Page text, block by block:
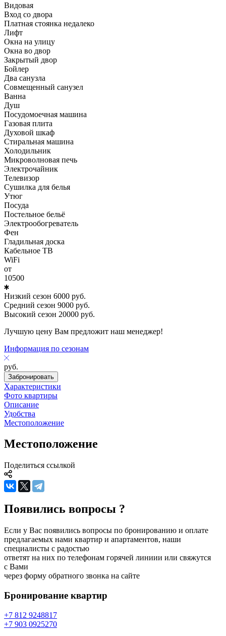
Видовая
Вход со двора
Платная стоянка недалеко
Лифт
Окна на улицу
Окна во двор
Закрытый двор
Бойлер
Два санузла
Совмещенный санузел
Ванна
Душ
Посудомоечная машина
Газовая плита
Духовой шкаф
Стиральная машина
Холодильник
Микроволновая печь
Электрочайник
Телевизор
Сушилка для белья
Утюг
Посуда
Постельное бельё
Электрообогреватель
Фен
Гладильная доска
Кабельное ТВ
WiFi
от
10500
Низкий сезон 6000 руб.
Средний сезон 9000 руб.
Высокий сезон 20000 руб.
Лучшую цену Вам предложит наш менеджер!
Информация по сезонам
руб.
Забронировать
Характеристики
Фото квартиры
Описание
Удобства
Местоположение
Местоположение
Поделиться ссылкой
Появились вопросы ?
Если у Вас появились вопросы по бронированию и оплате
предлагаемых нами квартир и апартаментов, наши
специалисты с радостью
ответят на них по телефонам горячей линиии или свяжутся
с Вами
через форму обратного звонка на сайте
Бронирование квартир
+7 812 9248817
+7 903 0925270